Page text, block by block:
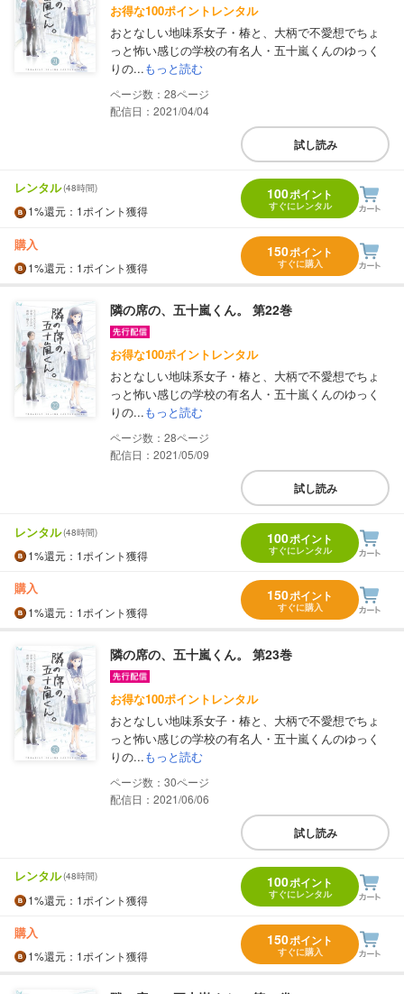
お得な100ポイントレンタル
おとなしい地味系女子・椿と、大柄で不愛想でちょ
っと怖い感じの学校の有名人・五十嵐くんのゆっく
りの...もっと読む
28
配信日：2021/04/04
試し読み
レンタル(48時間)
1%還元 ：1ポイント獲得
100ポイント
すぐにレンタル
購入
1%還元 ：1ポイント獲得
150ポイント
すぐに購入
隣の席の、五十嵐くん。 第22巻
お得な100ポイントレンタル
おとなしい地味系女子・椿と、大柄で不愛想でちょ
っと怖い感じの学校の有名人・五十嵐くんのゆっく
りの...もっと読む
28
配信日：2021/05/09
試し読み
レンタル(48時間)
1%還元 ：1ポイント獲得
100ポイント
すぐにレンタル
購入
1%還元 ：1ポイント獲得
150ポイント
すぐに購入
隣の席の、五十嵐くん。 第23巻
お得な100ポイントレンタル
おとなしい地味系女子・椿と、大柄で不愛想でちょ
っと怖い感じの学校の有名人・五十嵐くんのゆっく
りの...もっと読む
30
配信日：2021/06/06
試し読み
レンタル(48時間)
1%還元 ：1ポイント獲得
100ポイント
すぐにレンタル
購入
1%還元 ：1ポイント獲得
150ポイント
すぐに購入